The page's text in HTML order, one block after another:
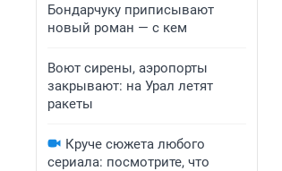
Бондарчуку приписывают
новый роман — с кем
Воют сирены, аэропорты
закрывают: на Урал летят
ракеты
Круче сюжета любого
сериала: посмотрите, что